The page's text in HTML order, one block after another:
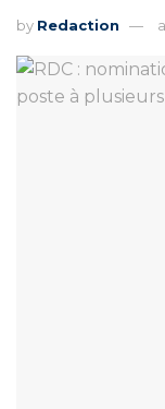
by Redaction